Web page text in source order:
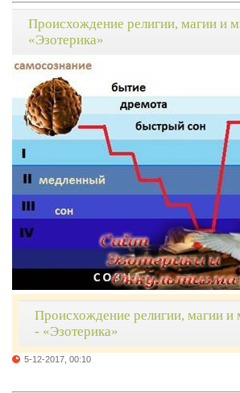
Происхождение религии, магии и
«Эзотерика»
Происхождение религии, магии и
- «Эзотерика»
5-12-2017, 00:10